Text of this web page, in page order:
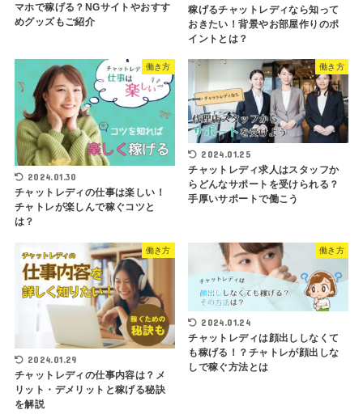
マホで稼げる？NGサイトやおすす
めグッズもご紹介
稼げるチャットレディなら知って
おきたい！背景やお部屋作りのポ
イントとは？
働き方
2024.01.30
チャットレディの仕事は楽しい！
チャトレが楽しんで稼ぐコツと
は？
働き方
2024.01.25
チャットレディ求人はスタッフか
らどんなサポートを受けられる？
手厚いサポートで働こう
働き方
2024.01.29
チャットレディの仕事内容は？メ
リット・デメリットと稼げる秘訣
を解説
働き方
2024.01.24
チャットレディは顔出ししなくて
も稼げる！？チャトレが顔出しな
しで稼ぐ方法とは